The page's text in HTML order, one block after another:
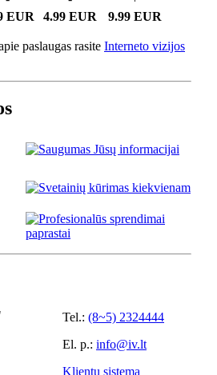
EUR 4.99 EUR 9.99 EUR
paslaugas rasite Interneto vizijos
Tel.: (8~5) 2324444
El. p.: info@iv.lt
Klientų sistema